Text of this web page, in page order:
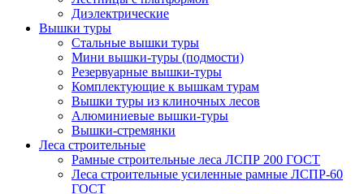
Диэлектрические
Вышки туры
Стальные вышки туры
Мини вышки-туры (подмости)
Резервуарные вышки-туры
Комплектующие к вышкам турам
Вышки туры из клиночных лесов
Алюминиевые вышки-туры
Вышки-стремянки
Леса строительные
Рамные строительные леса ЛСПР 200 ГОСТ
Леса строительные усиленные рамные ЛСПР-60
ГОСТ